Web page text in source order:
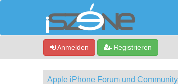
Anmelden Registrieren
Apple iPhone Forum und Community